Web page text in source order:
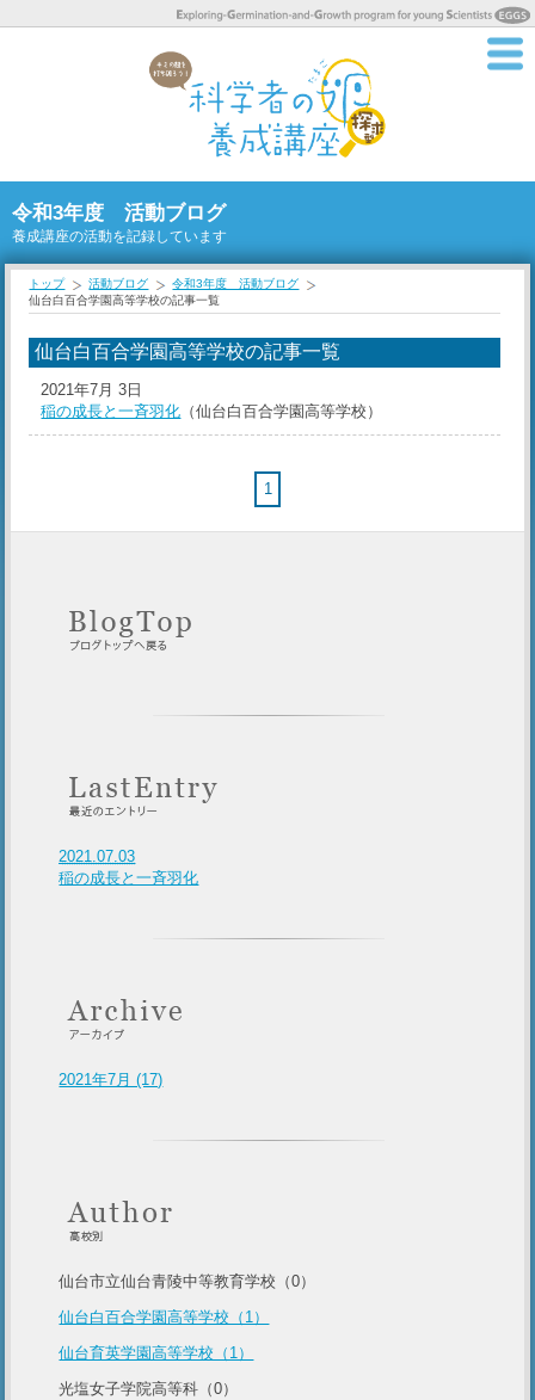
令和3年度 活動ブログ
養成講座の活動を記録しています
トップ 活動ブログ
令和3年度 活動ブログ
仙台白百合学園高等学校の記事一覧
仙台白百合学園高等学校の記事一覧
2021年7月 3日
稲の成長と一斉羽化 （仙台白百合学園高等学校）
1
2021.07.03
稲の成長と一斉羽化
2021年7月 (17)
仙台市立仙台青陵中等教育学校（0）
仙台白百合学園高等学校（1）
仙台育英学園高等学校（1）
光塩女子学院高等科（0）